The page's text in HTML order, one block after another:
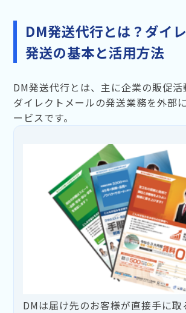
DM発送代行とは？ダイ
発送の基本と活用方法
DM発送代行とは、主に企業の販促
ダイレクトメールの発送業務を外部
ービスです。
DMは届け先のお客様が直接手に取